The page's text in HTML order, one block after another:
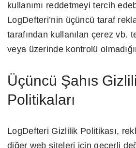
kullanımı reddetmeyi tercih
LogDefteri’nin üçüncü taraf
tarafından kullanılan çerez vb.
veya üzerinde kontrolü
Üçüncü Şahıs
Politikaları
LogDefteri Gizlilik Politikası,
diğer web siteleri için geçerli